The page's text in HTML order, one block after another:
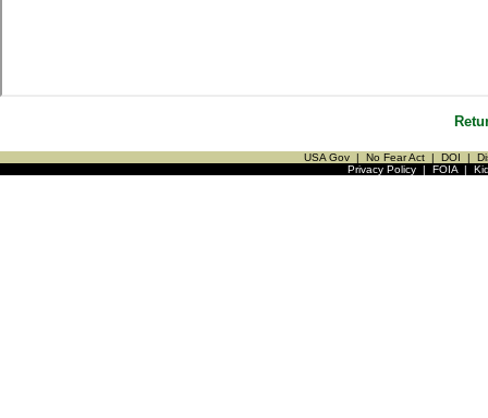
USA Gov | No Fear Act | DOI |
Privacy Policy| FOIA|